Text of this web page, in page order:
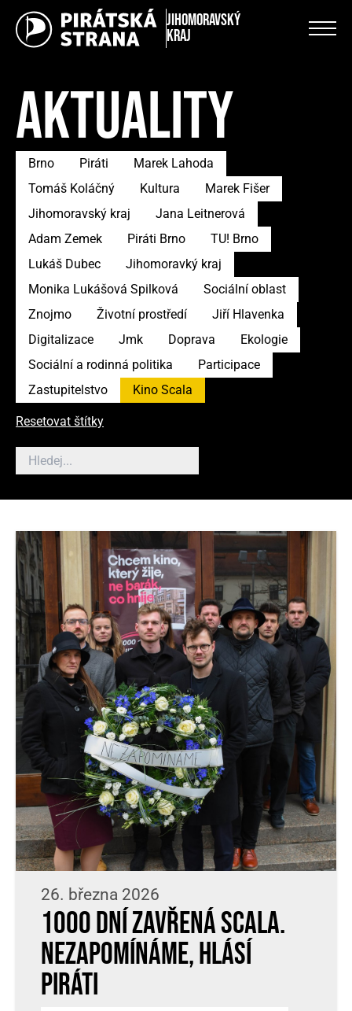
Jihomoravský
kraj
AKTUALITY
Brno Piráti
Marek Lahoda
Tomáš Koláčný
Kultura
Marek Fišer
Jihomoravský kraj
Jana Leitnerová
Adam Zemek
Piráti Brno
TU! Brno
Lukáš Dubec
Jihomoravký kraj
Monika Lukášová Spilková
Sociální oblast
Znojmo
Životní prostředí
Jiří Hlavenka
Digitalizace
Jmk Doprava
Ekologie
Sociální a rodinná politika
Participace
Zastupitelstvo
Kino Scala
Resetovat štítky
26. března 2026
1000 dní zavřená Scala.
Nezapomínáme, hlásí
Piráti